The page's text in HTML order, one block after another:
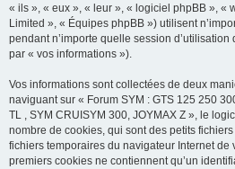
« ils », « eux », « leur », « logiciel phpBB », «
Limited », « Équipes phpBB ») utilisent
pendant n’importe quelle session
par « vos informations »).
Vos informations sont collectées de deux
naviguant sur « Forum SYM : GTS 125 250
TL , SYM CRUISYM 300, JOYMAX Z », le
nombre de cookies, qui sont des petits
fichiers temporaires du navigateur Internet de
premiers cookies ne contiennent qu’un